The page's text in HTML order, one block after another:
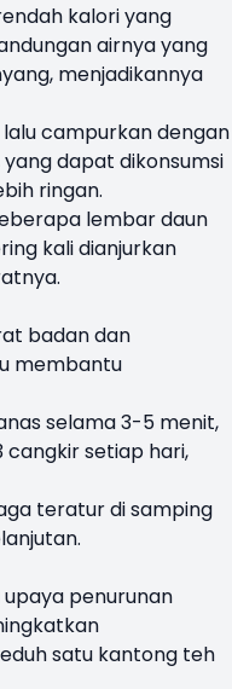
kalori yang
airnya yang
menjadikannya
campurkan dengan
dapat dikonsumsi
ringan.
lembar daun
kali dianjurkan
badan dan
membantu
selama 3-5 menit,
cangkir setiap hari,
teratur di samping
penurunan
satu kantong teh